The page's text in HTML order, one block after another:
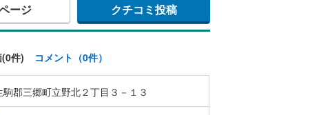
ージ クチコミ投稿
件) コメント（0件）
郡三郷町立野北２丁目３－１３